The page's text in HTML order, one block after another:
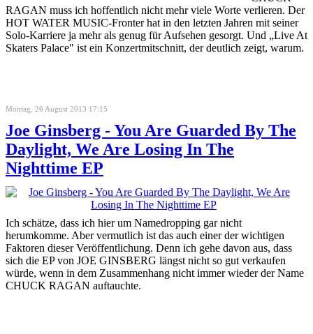
RAGAN muss ich hoffentlich nicht mehr viele Worte verlieren. Der
HOT WATER MUSIC-Fronter hat in den letzten Jahren mit seiner
Solo-Karriere ja mehr als genug für Aufsehen gesorgt. Und „Live At
Skaters Palace" ist ein Konzertmitschnitt, der deutlich zeigt, warum.
Montag, 26 August 2013 17:15
Joe Ginsberg - You Are Guarded By The
Daylight, We Are Losing In The
Nighttime EP
Ich schätze, dass ich hier um Namedropping gar nicht
herumkomme. Aber vermutlich ist das auch einer der wichtigen
Faktoren dieser Veröffentlichung. Denn ich gehe davon aus, dass
sich die EP von JOE GINSBERG längst nicht so gut verkaufen
würde, wenn in dem Zusammenhang nicht immer wieder der Name
CHUCK RAGAN auftauchte.